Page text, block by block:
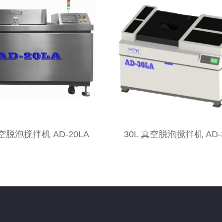
脱泡搅拌机 AD-20LA 30L 真空脱泡搅拌机